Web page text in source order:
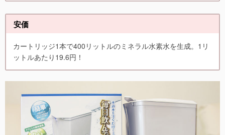
安価
カートリッジ1本で400リットルのミネラル水素水を生成。1リ
ットルあたり19.6円！